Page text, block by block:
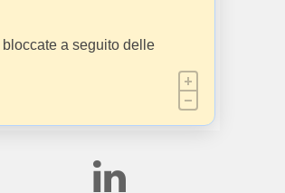
a seguito delle